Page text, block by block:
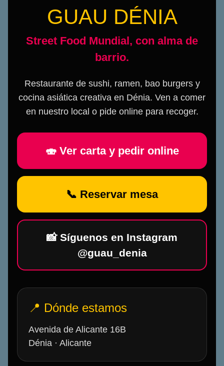
GUAU DÉNIA
Street Food Mundial, con alma de
barrio.
Restaurante de sushi, ramen, bao burgers y
cocina asiática creativa en Dénia. Ven a comer
en nuestro local o pide online para recoger.
🍣 Ver carta y pedir online
📞 Reservar mesa
📸 Síguenos en Instagram
@guau_denia
📍 Dónde estamos
Avenida de Alicante 16B
Dénia · Alicante